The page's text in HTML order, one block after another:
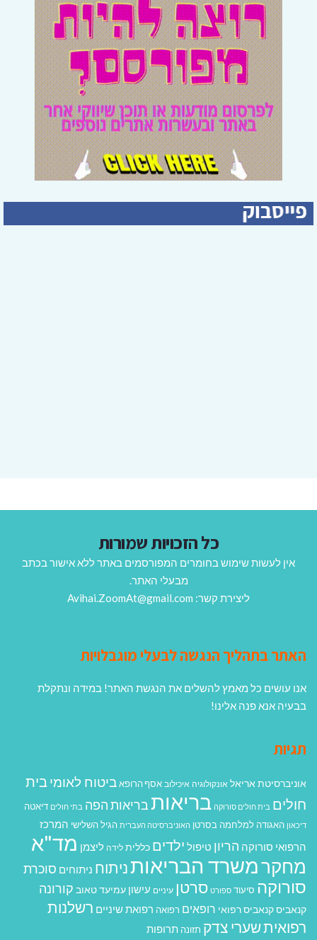
כל הזכויות שמורות
אין לעשות שימוש בחומרים המפורסמים באתר ללא אישור בכתב
מבעלי האתר.
ליצירת קשר: Avihai.ZoomAt@gmail.com
האתר בתהליך הנגשה לבעלי מוגבלויות
אנו עושים כל מאמץ להשלים את הנגשת האתר! במידה ונתקלת
בבעיה אנא פנה אלינו!
תגיות
אוניברסיטת אריאל אונקולוגיה איכילוב אסף הרופא ביטוח לאומי בית
חולים בית חולים סורוקה בריאות בריאות הפה בתי חולים דיאטה
דיכאון האגודה למלחמה בסרטן האוניברסיטה העברית הגיל השלישי המרכז
הרפואי סורוקה הריון טיפול ילדים כללית לידה ליצמן מד"א
מחקרמשרד הבריאות ניתוח ניתוחים סוכרת
סורוקה סיעוד ספורט סרטן עיניים עישון עמיעד טאוב קורונה
קנאביסקנאביס רפואי רופאים רפואה רפואת שיניים רשלנות
רפואיתשערי צדק תזונה תרופות